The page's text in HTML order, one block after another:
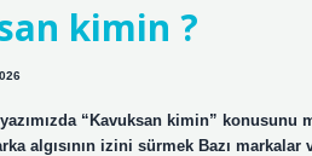
kimin ?
“Kavuksan kimin” konusunu
algısının izini sürmek Bazı